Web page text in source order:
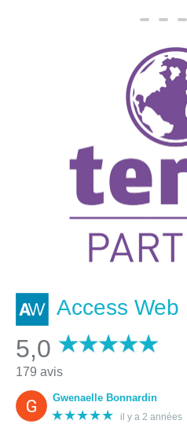
Y TERRA PC-Micro 5000
Access Web
5,0
179 avis
Gwenaelle Bonnardin
★★★★★ il y a 2 années